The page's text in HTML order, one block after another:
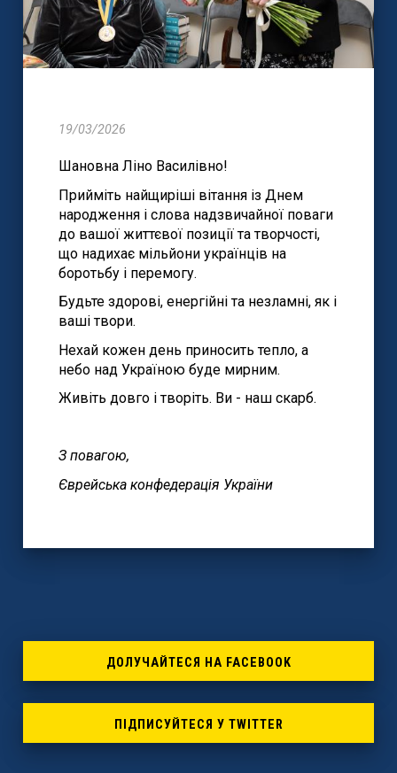
19/03/2026
Шановна Ліно Василівно!
Прийміть найщиріші вітання із Днем
народження і слова надзвичайної поваги
до вашої життєвої позиції та творчості,
що надихає мільйони українців на
боротьбу і перемогу.
Будьте здорові, енергійні та незламні, як і
ваші твори.
Нехай кожен день приносить тепло, а
небо над Україною буде мирним.
Живіть довго і творіть. Ви - наш скарб.
З повагою,
Єврейська конфедерація України
ДОЛУЧАЙТЕСЯ НА FACEBOOK
ПІДПИСУЙТЕСЯ У TWITTER